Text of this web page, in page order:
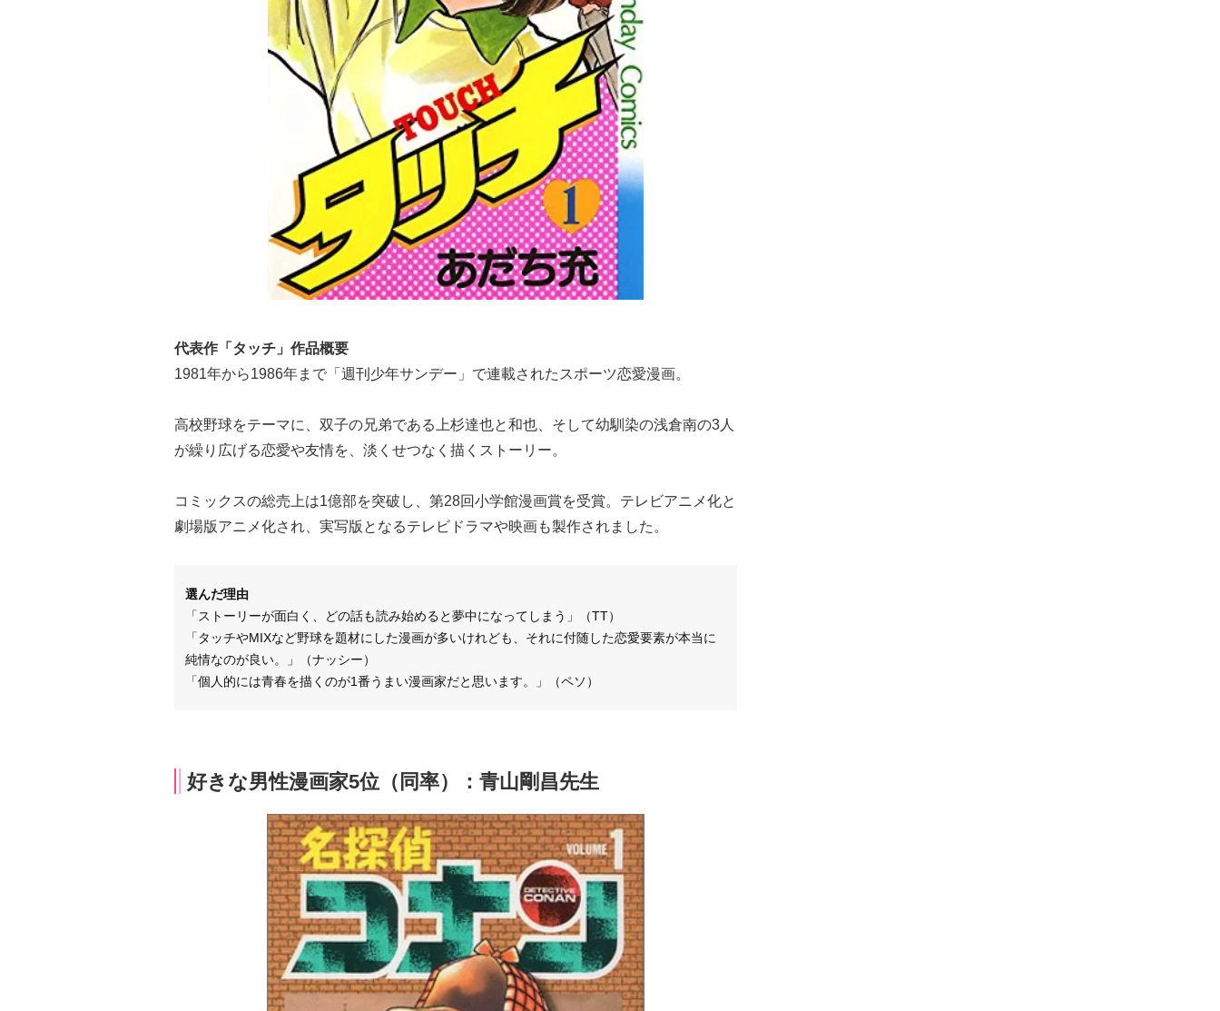
代表作「タッチ」作品概要
1981年から1986年まで「週刊少年サンデー」で連載されたスポーツ恋愛漫画。
高校野球をテーマに、双子の兄弟である上杉達也と和也、そして幼馴染の浅倉南の3人
が繰り広げる恋愛や友情を、淡くせつなく描くストーリー。
コミックスの総売上は1億部を突破し、第28回小学館漫画賞を受賞。テレビアニメ化と
劇場版アニメ化され、実写版となるテレビドラマや映画も製作されました。
選んだ理由
「ストーリーが面白く、どの話も読み始めると夢中になってしまう」（TT）
「タッチやMIXなど野球を題材にした漫画が多いけれども、それに付随した恋愛要素が本当に
純情なのが良い。」（ナッシー）
「個人的には青春を描くのが1番うまい漫画家だと思います。」（ペソ）
好きな男性漫画家5位（同率）：青山剛昌先生